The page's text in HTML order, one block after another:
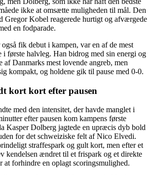
ikke at omsætte muligheden til mål. Den
Gregor Kobel reagerede hurtigt og afværgede
en fodparade.
fik debut i kampen, var en af de mest
i første halvleg. Han bidrog med sin energi og
Danmarks mest lovende angreb, men
kompakt, og holdene gik til pause med 0-0.
kort kort efter pausen
med den intensitet, der havde manglet i
efter pausen kom kampens første
Kasper Dolberg jagtede en upræcis dyb bold
for det schweiziske felt af Nico Elvedi.
straffespark og gult kort, men efter et
kendelsen ændret til et frispark og et direkte
forhindre en oplagt scoringsmulighed.